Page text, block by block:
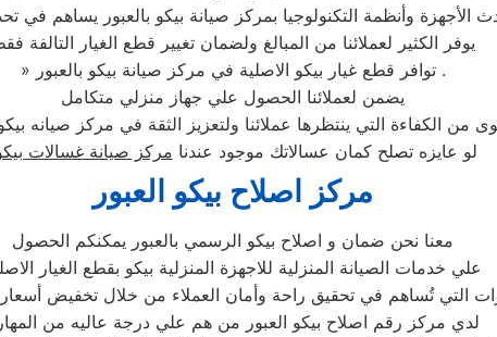
الأجهزة وأنظمة التكنولوجيا بمركز صيانة بيكو بالعبور يساهم في
يوفر الكثير لعملائنا من المبالغ ولضمان تغيير قطع الغيار التالفة
» توافر قطع غيار بيكو الاصلية في مركز صيانة بيكو بالعبور .
يضمن لعملائنا الحصول علي جهاز منزلي متكامل
لو عايزه تصلح كمان عسالاتك موجود عندنا مركز صيانة غسالات
مركز اصلاح بيكو العبور
معنا نحن ضمان و اصلاح بيكو الرسمي بالعبور يمكنكم الحصول
علي خدمات الصيانة المنزلية للاجهزة المنزلية بيكو بقطع الغيار
لدي مركز رقم اصلاح بيكو العبور من هم علي درجة عاليه من